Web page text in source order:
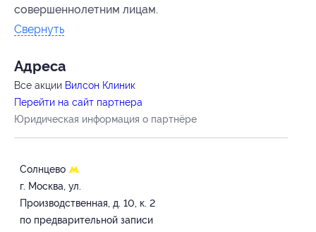
совершеннолетним лицам.
Свернуть
Адресa
Все акции Вилсон Клиник
Перейти на сайт партнера
Юридическая информация о партнёре
Солнцево
г. Москва, ул.
Производственная, д. 10, к. 2
по предварительной записи